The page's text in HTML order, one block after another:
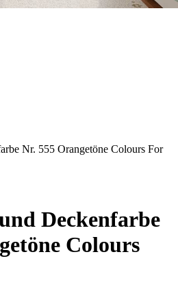
Deckenfarbe
Colours